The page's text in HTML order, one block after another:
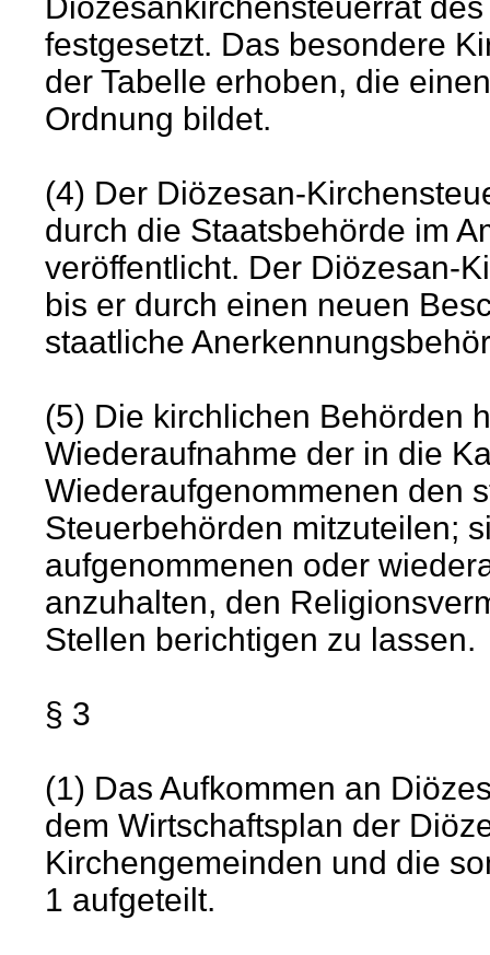
festgesetzt. Das besondere
der Tabelle erhoben, die
Ordnung bildet.
(4) Der Diözesan-
durch die Staatsbehörde im
veröffentlicht. Der Diözesan-
bis er durch einen neuen
staatliche
(5) Die kirchlichen Behörden
Wiederaufnahme der in die
Wiederaufgenommenen den
Steuerbehörden mitzuteilen;
aufgenommenen oder
anzuhalten, den
Stellen berichtigen zu lassen.
§ 3
(1) Das Aufkommen an
dem Wirtschaftsplan der
Kirchengemeinden und die
1 aufgeteilt.